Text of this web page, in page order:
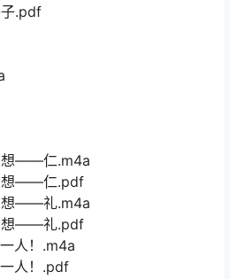
.pdf
想——仁.m4a
想——仁.pdf
想——礼.m4a
想——礼.pdf
人！.m4a
人！.pdf